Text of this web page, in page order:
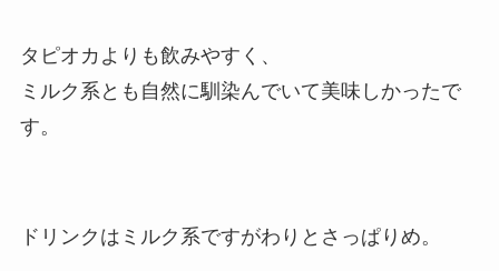
タピオカよりも飲みやすく、
ミルク系とも自然に馴染んでいて美味しかったで
す。
ドリンクはミルク系ですがわりとさっぱりめ。